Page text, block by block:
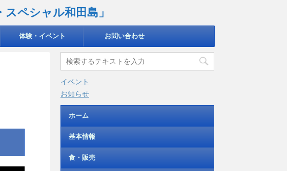
ペシャル和田島」
体験・イベント お問い合わせ
イベント
お知らせ
ホーム
基本情報
食・販売